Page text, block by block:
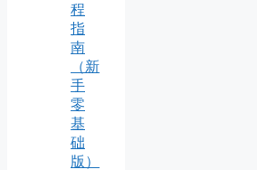
程
指
南
（新
手
零
基
础
版）